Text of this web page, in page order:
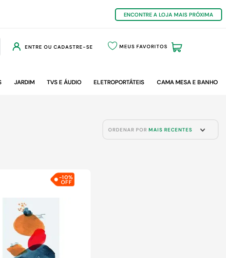
ENCONTRE A LOJA MAIS PRÓXIMA
ENTRE OU CADASTRE-SE MEUS FAVORITOS
JARDIM TVS E ÁUDIO ELETROPORTÁTEIS CAMA MESA E BANHO
ORDENAR POR MAIS RECENTES
-10%